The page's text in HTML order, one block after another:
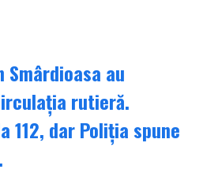
au
rutieră.
112, dar Poliția spune